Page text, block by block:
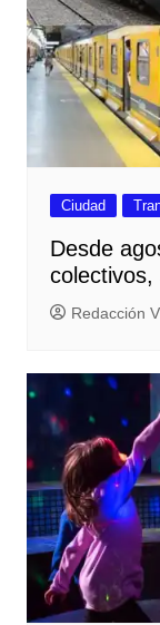
Ciudad
Desde
Redacción